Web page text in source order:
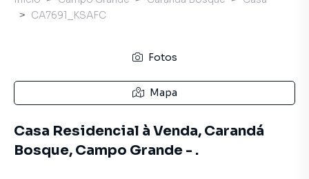
CA7691_KSAFC
Fotos
Mapa
Casa Residencial à Venda, Carandá
Bosque, Campo Grande - .